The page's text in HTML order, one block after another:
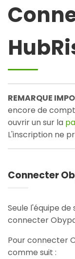
REMARQUE
encore de
ouvrir un sur la
L'inscription ne
Connecter
Seule l'équipe
connecter
Pour connecter
comme suit :